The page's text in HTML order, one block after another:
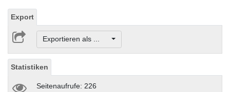
Export
Exportieren als ...
Statistiken
Seitenaufrufe: 226